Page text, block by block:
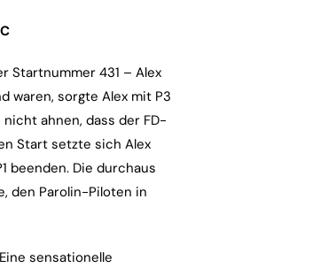
Startnummer 431 – Alex
waren, sorgte Alex mit P3
ahnen, dass der FD-
Start setzte sich Alex
beenden. Die durchaus
den Parolin-Piloten in
sensationelle